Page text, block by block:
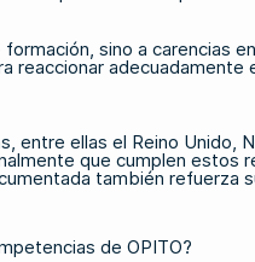
sino a
reaccionar
entre ellas el Reino
que cumplen
también refuerza
de OPITO?